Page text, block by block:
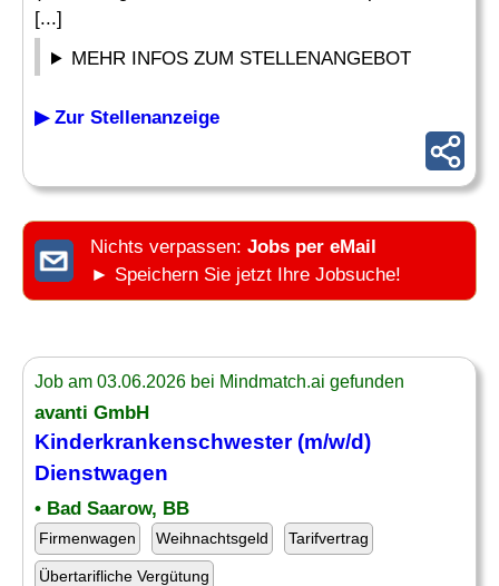
[...]
MEHR INFOS ZUM STELLENANGEBOT
▶ Zur Stellenanzeige
Nichts verpassen: Jobs per eMail
► Speichern Sie jetzt Ihre Jobsuche!
Job am 03.06.2026 bei Mindmatch.ai gefunden
avanti GmbH
Kinderkrankenschwester (m/w/d)
Dienstwagen
• Bad Saarow, BB
Firmenwagen Weihnachtsgeld Tarifvertrag
Übertarifliche Vergütung